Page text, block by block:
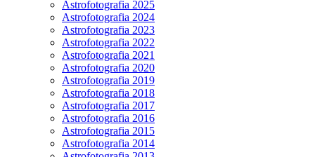
Astrofotografia 2025
Astrofotografia 2024
Astrofotografia 2023
Astrofotografia 2022
Astrofotografia 2021
Astrofotografia 2020
Astrofotografia 2019
Astrofotografia 2018
Astrofotografia 2017
Astrofotografia 2016
Astrofotografia 2015
Astrofotografia 2014